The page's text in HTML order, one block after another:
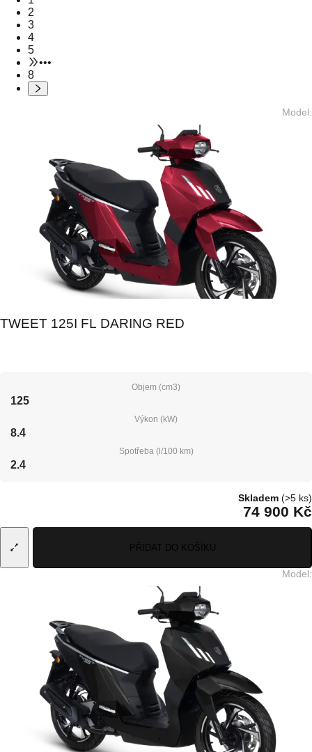
2
3
4
5
•••
8
Model:
TWEET 125I FL DARING RED
Objem (cm3)
125
Výkon (kW)
8.4
Spotřeba (l/100 km)
2.4
Skladem (>5 ks)
74 900 Kč
PŘIDAT DO KOŠÍKU
Model: